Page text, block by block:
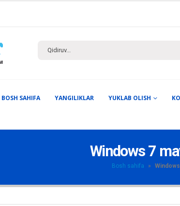
BOSH SAHIFA YANGILIKLAR YUKLAB OLISH
Windows 7
Bosh sahifa »